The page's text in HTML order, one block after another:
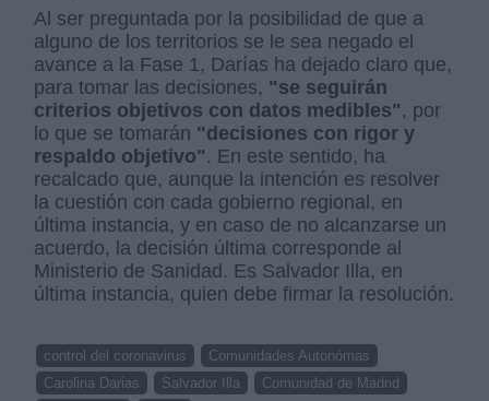
Al ser preguntada por la posibilidad de que a
alguno de los territorios se le sea negado el
avance a la Fase 1, Darías ha dejado claro que,
para tomar las decisiones, "se seguirán
criterios objetivos con datos medibles" , por
lo que se tomarán "decisiones con rigor y
respaldo objetivo" . En este sentido, ha
recalcado que, aunque la intención es resolver
la cuestión con cada gobierno regional, en
última instancia, y en caso de no alcanzarse un
acuerdo, la decisión última corresponde al
Ministerio de Sanidad. Es Salvador Illa, en
última instancia, quien debe firmar la resolución.
control del coronavirus
Comunidades Autonómas
Carolina Darias
Salvador Illa
Comunidad de Madrid